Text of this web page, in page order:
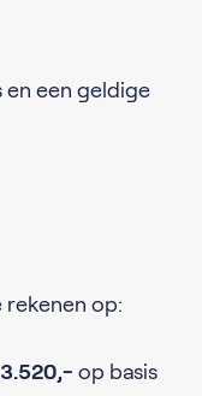
en een geldige
rekenen op:
op basis